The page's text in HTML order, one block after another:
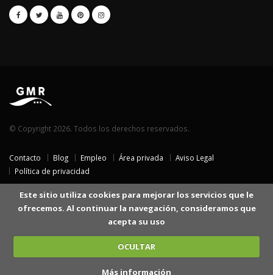
© Copyright 2026. Todos los derechos reservados.
Contacto Blog Empleo Área privada
Aviso Legal
Política de privacidad
Este sitio utiliza cookies para mejorar los servicios que le
ofrecemos. Al continuar la navegación, consideramos que
acepta su uso
OCULTAR
Más información